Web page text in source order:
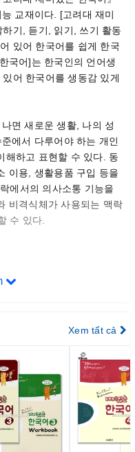
교재이다. [고려대 재미
기, 듣기, 읽기, 쓰기 활동
있어 한국어를 쉽게 한국
국어]는 한국인의 언어생
어 한국어를 생동감 있게
면 새로운 생활, 나의 성
에서 다루어야 하는 개인
해하고 표현할 수 있다. 동
이용, 생활용품 구입 등을
에서의 의사소통 기능을
비격식체가 사용되는 맥락
수 있다.
Xem tất cả